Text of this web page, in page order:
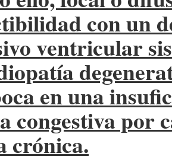
con un
ventricular
en una
congestiva por
crónica.